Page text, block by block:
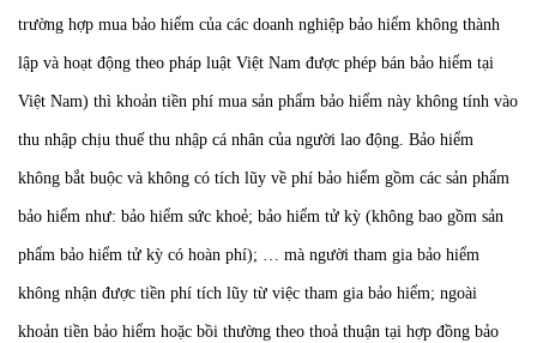
trường hợp mua bảo hiểm của các doanh nghiệp bảo hiểm không thành
lập và hoạt động theo pháp luật Việt Nam được phép bán bảo hiểm tại
Việt Nam) thì khoản tiền phí mua sản phẩm bảo hiểm này không tính vào
thu nhập chịu thuế thu nhập cá nhân của người lao động. Bảo hiểm
không bắt buộc và không có tích lũy về phí bảo hiểm gồm các sản phẩm
bảo hiểm như: bảo hiểm sức khoẻ; bảo hiểm tử kỳ (không bao gồm sản
phẩm bảo hiểm tử kỳ có hoàn phí); … mà người tham gia bảo hiểm
không nhận được tiền phí tích lũy từ việc tham gia bảo hiểm; ngoài
khoản tiền bảo hiểm hoặc bồi thường theo thoả thuận tại hợp đồng bảo